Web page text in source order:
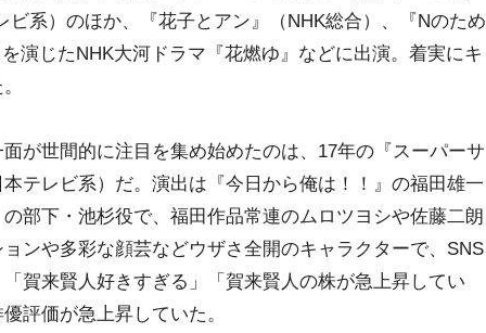
系）のほか、『花子とアン』（NHK総合）、『Nのため
演じたNHK大河ドラマ『花燃ゆ』などに出演。着実にキ
が世間的に注目を集め始めたのは、17年の『スーパーサ
テレビ系）だ。演出は『今日から俺は！！』の福田雄一
部下・池杉役で、福田作品常連のムロツヨシや佐藤二朗
ンや多彩な顔芸などウザさ全開のキャラクターで、SNS
賀来賢人好きすぎる」「賀来賢人の株が急上昇してい
評価が急上昇していた。